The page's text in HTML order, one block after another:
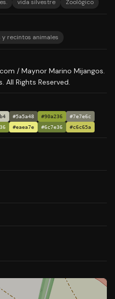
vida silvestre Zoológico
y recintos animales
/ Maynor Marino Mijangos.
All Rights Reserved.
#5a5a48 #90a236
#7e7e6c
#eaea7e #6c7e36 #c6c65a